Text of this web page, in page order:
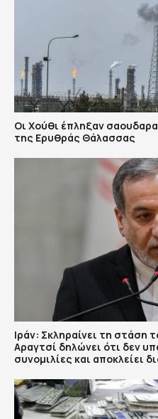
Οι Χούθι έπληξαν
της Ερυθράς Θάλασσας
Ιράν: Σκληραίνει τη στάση
Αραγτσί δηλώνει ότι δεν
συνομιλίες και αποκλείει